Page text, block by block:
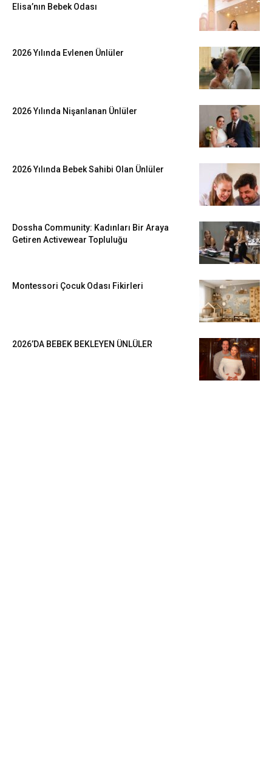
Elisa’nın Bebek Odası
2026 Yılında Evlenen Ünlüler
2026 Yılında Nişanlanan Ünlüler
2026 Yılında Bebek Sahibi Olan Ünlüler
Dossha Community: Kadınları Bir Araya
Getiren Activewear Topluluğu
Montessori Çocuk Odası Fikirleri
2026’DA BEBEK BEKLEYEN ÜNLÜLER